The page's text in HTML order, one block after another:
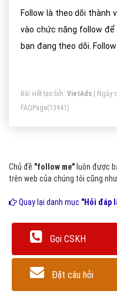
Follow là theo dõi thành
vào chức năng follow
bạn đang theo dõi.
Bài viết tạo bởi: VietAds | Ngày
FAQPage(13941)
Chủ đề "follow me" luôn được
trên web của chúng tôi cũng
Quay lại danh mục "Hỏi đáp
Gọi CSKH
Đặt câu hỏi